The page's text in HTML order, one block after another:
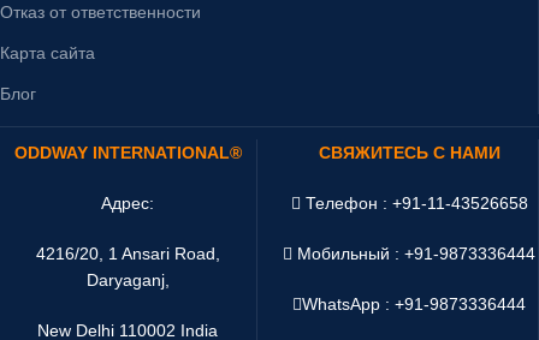
Отказ от ответственности
Карта сайта
Блог
ODDWAY INTERNATIONAL®
Адрес:
4216/20, 1 Ansari Road,
Daryaganj,
New Delhi 110002 India
СВЯЖИТЕСЬ С НАМИ
Телефон : +91-11-43526658
Мобильный : +91-9873336444
WhatsApp :+91-9873336444